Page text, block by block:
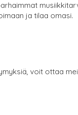
ja tilaa omasi.
voit ottaa